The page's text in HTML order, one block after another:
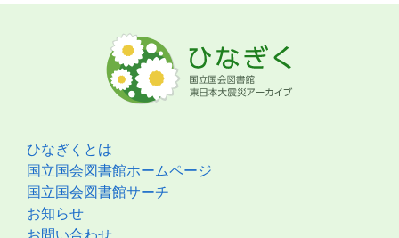
ひなぎくとは
国立国会図書館ホームページ
国立国会図書館サーチ
お知らせ